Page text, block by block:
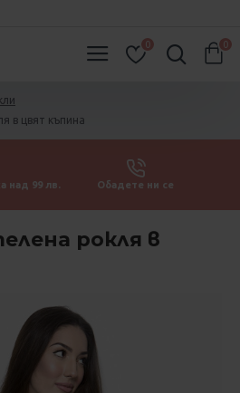
0 0
в цвят къпина
над 99 лв. Обадете ни се
рокля в